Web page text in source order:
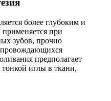
более глубоким и
при
зубов, прочно
предполагает
иглы в ткани,